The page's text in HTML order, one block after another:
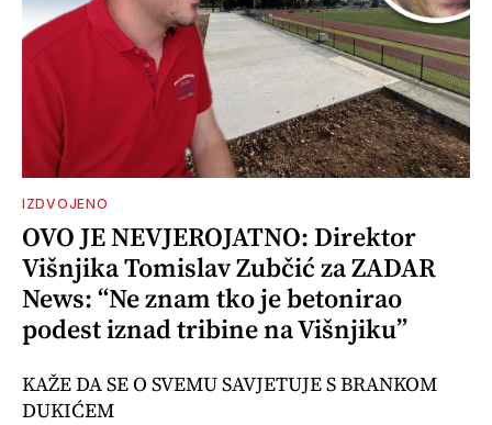
IZDVOJENO
OVO JE NEVJEROJATNO: Direktor
Višnjika Tomislav Zubčić za ZADAR
News: “Ne znam tko je betonirao
podest iznad tribine na Višnjiku”
KAŽE DA SE O SVEMU SAVJETUJE S BRANKOM
DUKIĆEM